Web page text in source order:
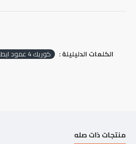
الكلمات الدليليلة : كوريك 4 عمود ايطالي SQ-350
منتجات ذات صله